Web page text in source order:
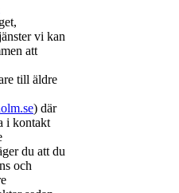
vi kan
att
till äldre
) där
i kontakt
du att du
och